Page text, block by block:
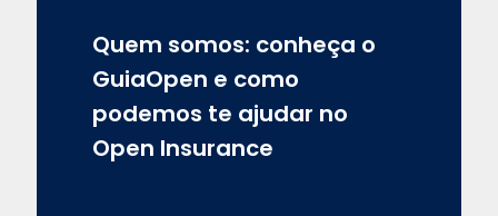
Quem somos: conheça o
GuiaOpen e como
podemos te ajudar no
Open Insurance